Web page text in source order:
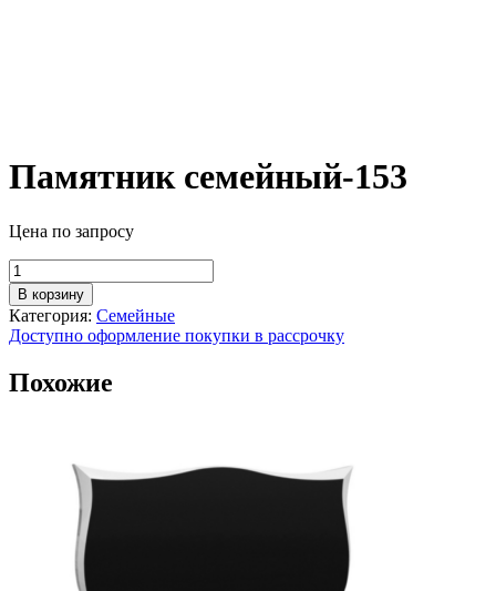
Памятник семейный-153
Цена по запросу
Количество
товара
Памятник
семейный-153
В корзину
Категория: Семейные
Доступно оформление покупки в рассрочку
Похожие